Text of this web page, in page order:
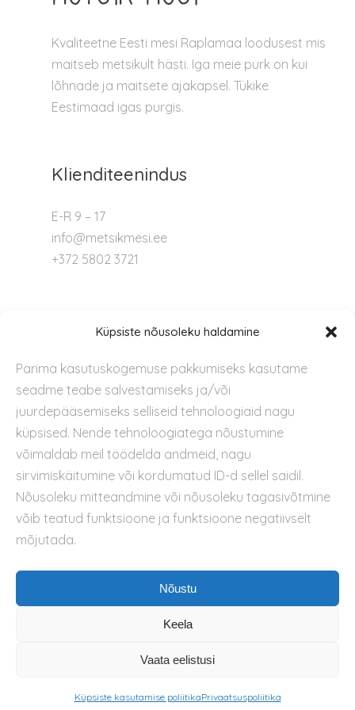
Küpsiste nõusoleku haldamine
Parima kasutuskogemuse pakkumiseks kasutame
seadme teabe salvestamiseks ja/või
juurdepääsemiseks selliseid tehnoloogiaid nagu
küpsised. Nende tehnoloogiatega nõustumine
võimaldab meil töödelda andmeid, nagu
sirvimiskäitumine või kordumatud ID-d sellel saidil.
Nõusoleku mitteandmine või nõusoleku tagasivõtmine
võib teatud funktsioone ja funktsioone negatiivselt
mõjutada.
Nõustu
Keela
Vaata eelistusi
Küpsiste kasutamise poliitikaPrivaatsuspoliitika
Kvaliteetne Eesti mesi Raplamaa loodusest mis
maitseb metsikult hästi. Iga meie purk on kui
lõhnade ja maitsete ajakapsel. Tükike
Eestimaad igas purgis.
Klienditeenindus
E-R 9 – 17
info@metsikmesi.ee
+372 5802 3721
Kontakt
Privaatsuspoliitika
Kasutustingimused
Küpsiste kasutamise poliitika